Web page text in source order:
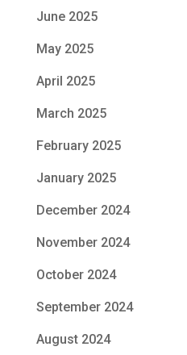
June 2025
May 2025
April 2025
March 2025
February 2025
January 2025
December 2024
November 2024
October 2024
September 2024
August 2024